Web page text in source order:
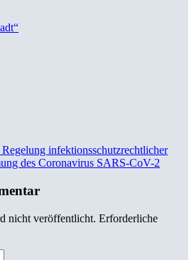
infektionsschutzrechtlicher
des Coronavirus SARS-CoV-2
nicht veröffentlicht. Erforderliche